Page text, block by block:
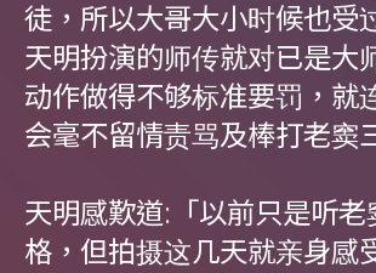
徒，所以大哥大小时候也受
天明扮演的师传就对已是大
动作做得不够标准要罚，就
会毫不留情责骂及棒打老窦
天明感歎道:「以前只是听
格，但拍摄这几天就亲身感